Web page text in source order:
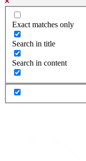
Exact matches only
Search in title
Search in content